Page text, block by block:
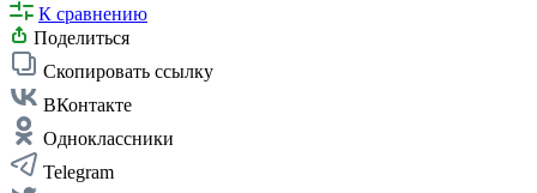
К сравнению
Поделиться
Скопировать ссылку
ВКонтакте
Одноклассники
Telegram